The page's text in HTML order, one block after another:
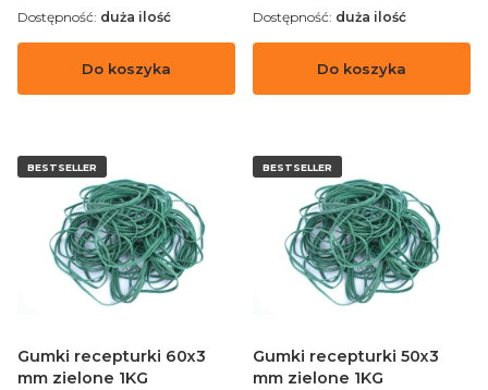
Do koszyka
Dostępność: duża ilość
Do koszyka
Dostępność: duża ilość
BESTSELLER
Gumki recepturki 60x3
mm zielone 1KG
BESTSELLER
Gumki recepturki 50x3
mm zielone 1KG